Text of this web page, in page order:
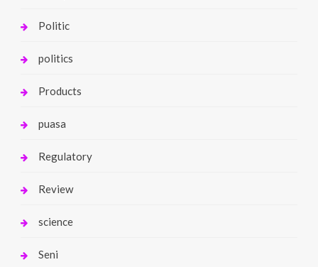
Politic
politics
Products
puasa
Regulatory
Review
science
Seni